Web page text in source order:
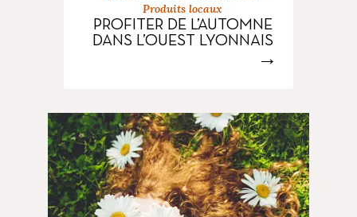
Produits locaux
PROFITER DE L’AUTOMNE
DANS L’OUEST LYONNAIS
→